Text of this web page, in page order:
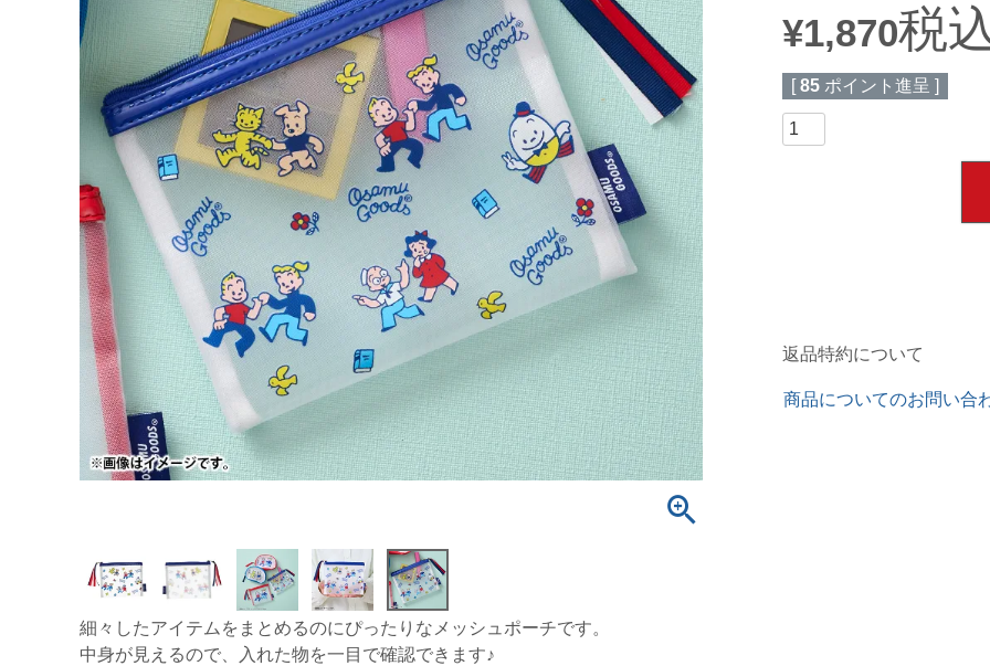
¥1,870税
[ 85 ポイント進呈 ]
返品特約について
商品についてのお問い合
細々したアイテムをまとめるのにぴったりなメッシュポーチです。
中身が見えるので、入れた物を一目で確認できます♪